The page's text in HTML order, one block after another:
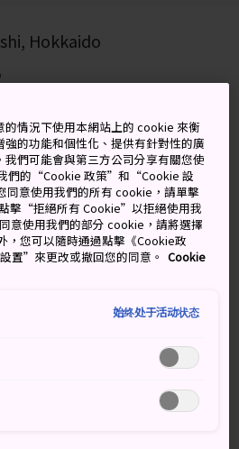
Hokkaido
典，紀念阿寒湖的
當時是為了鼓勵民眾幫忙拯救阿
的機會，能讓您親眼觀賞原住民
情況下使用本網站上的 cookie 來衡
的功能和個性化、提供有針對性的廣
們可能會與第三方公司分享有關您使
們的“Cookie 政策”和“Cookie 設
同意使用我們的所有 cookie，請單擊
擊“拒絕所有 Cookie”以拒絕使用我
意使用我們的部分 cookie，請將選擇
，您可以隨時通過點擊《Cookie政
置”來更改或撤回您的同意。 Cookie
始终处于活动状态